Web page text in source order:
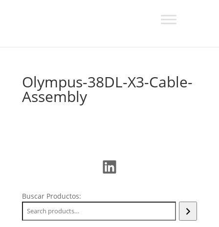
Olympus-38DL-X3-Cable-
Assembly
LinkedIn
Buscar Productos: